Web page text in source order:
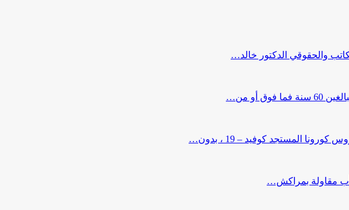
والحقوقي الدكتور خالد…
أو من…
المستجد كوفيد – 19 ، بدون…
مقاولة بمراكش…